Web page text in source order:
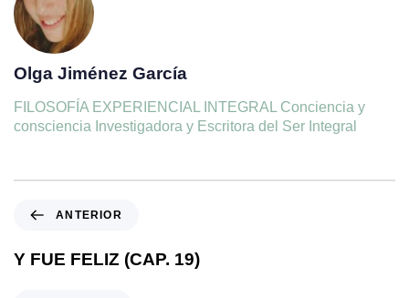
Olga Jiménez García
FILOSOFÍA EXPERIENCIAL INTEGRAL Conciencia y
consciencia Investigadora y Escritora del Ser Integral
ANTERIOR
Y FUE FELIZ (CAP. 19)